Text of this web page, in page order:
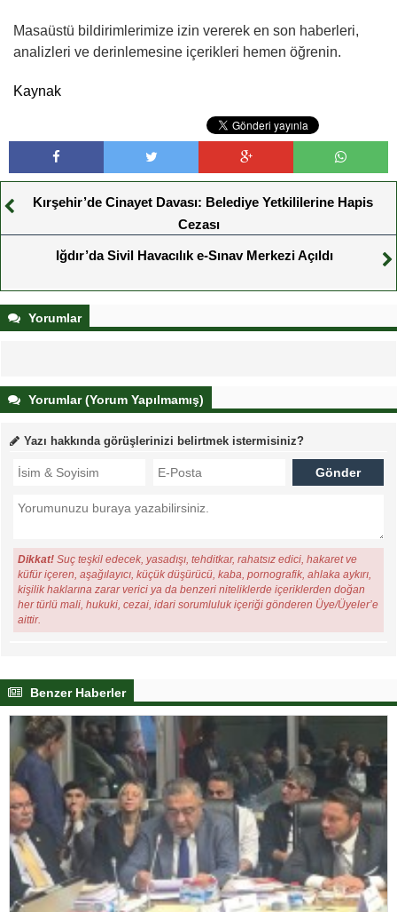
Masaüstü bildirimlerimize izin vererek en son haberleri,
analizleri ve derinlemesine içerikleri hemen öğrenin.
Kaynak
Kırşehir’de Cinayet Davası: Belediye Yetkililerine Hapis
Cezası
Iğdır’da Sivil Havacılık e-Sınav Merkezi Açıldı
Yorumlar
Yorumlar (Yorum Yapılmamış)
Yazı hakkında görüşlerinizi belirtmek istermisiniz?
Dikkat! Suç teşkil edecek, yasadışı, tehditkar, rahatsız edici, hakaret ve
küfür içeren, aşağılayıcı, küçük düşürücü, kaba, pornografik, ahlaka aykırı,
kişilik haklarına zarar verici ya da benzeri niteliklerde içeriklerden doğan
her türlü mali, hukuki, cezai, idari sorumluluk içeriği gönderen Üye/Üyeler’e
aittir.
Benzer Haberler